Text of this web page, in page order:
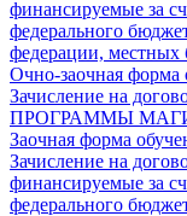
финансируемые за
федерального
федерации, местных
Очно-заочная форма
Зачисление на
ПРОГРАММЫ
Заочная форма
Зачисление на
финансируемые за
федерального